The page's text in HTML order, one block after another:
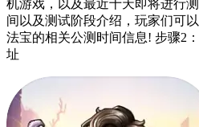
机游戏，以及最近十天即将进行
间以及测试阶段介绍，玩家们可
法宝的相关公测时间信息! 步骤2
址